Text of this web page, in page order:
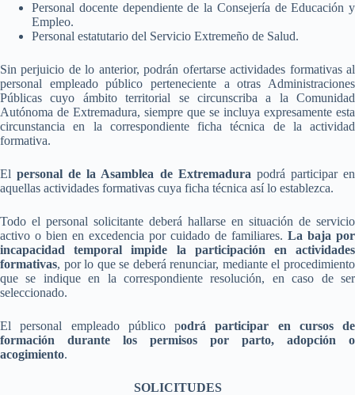
Personal docente dependiente de la Consejería de Educación y
Empleo.
Personal estatutario del Servicio Extremeño de Salud.
Sin perjuicio de lo anterior, podrán ofertarse actividades formativas al
personal empleado público perteneciente a otras Administraciones
Públicas cuyo ámbito territorial se circunscriba a la Comunidad
Autónoma de Extremadura, siempre que se incluya expresamente esta
circunstancia en la correspondiente ficha técnica de la actividad
formativa.
Elpersonal de la Asamblea de Extremadura podrá participar en
aquellas actividades formativas cuya ficha técnica así lo establezca.
Todo el personal solicitante deberá hallarse en situación de servicio
activo o bien en excedencia por cuidado de familiares. La baja por
incapacidad temporal impide la participación en actividades
formativas, por lo que se deberá renunciar, mediante el procedimiento
que se indique en la correspondiente resolución, en caso de ser
seleccionado.
El personal empleado público podrá participar en cursos de
formación durante los permisos por parto, adopción o
acogimiento.
SOLICITUDES